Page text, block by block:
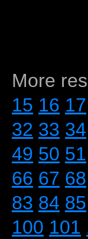
More
15 16 17
32 33 34
49 50 51
66 67 68
83 84 85
100 101